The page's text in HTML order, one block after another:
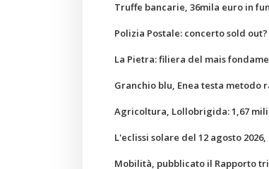
Truffe bancarie, 36mila euro in
Polizia Postale: concerto sold
La Pietra: filiera del mais
Granchio blu, Enea testa
Agricoltura, Lollobrigida: 1,67
L'eclissi solare del 12 agosto
Mobilità, pubblicato il Rapporto